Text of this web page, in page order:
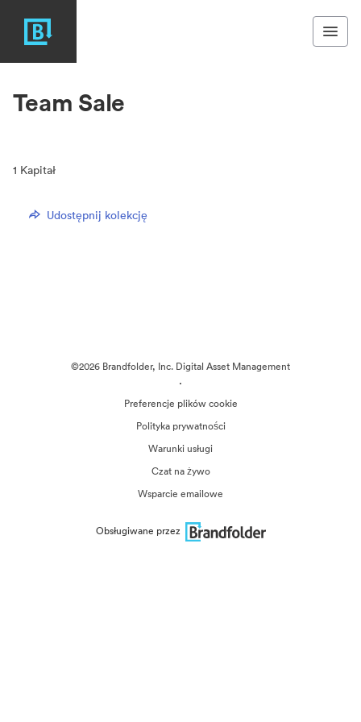
Team Sale
1 Kapitał
Udostępnij kolekcję
©2026 Brandfolder, Inc. Digital Asset Management
·
Preferencje plików cookie
Polityka prywatności
Warunki usługi
Czat na żywo
Wsparcie emailowe
Obsługiwane przez